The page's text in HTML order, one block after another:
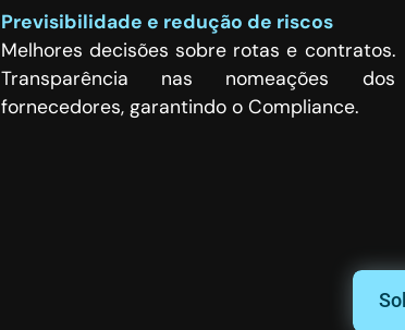
Previsibilidade e redução de riscos
Melhores decisões sobre rotas e contratos.
Transparência nas nomeações dos
fornecedores, garantindo o Compliance.